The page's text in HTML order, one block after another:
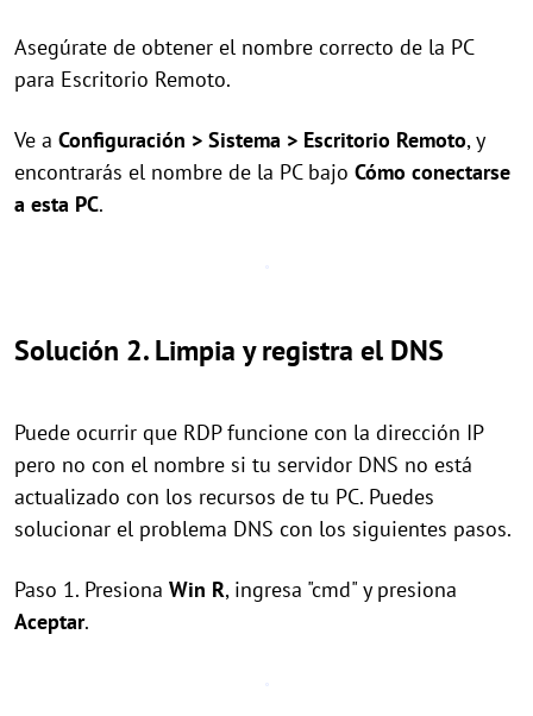
Asegúrate de obtener el nombre correcto de la PC
para Escritorio Remoto.
Ve a Configuración > Sistema > Escritorio Remoto, y
encontrarás el nombre de la PC bajo Cómo conectarse
a esta PC.
Solución 2. Limpia y registra el DNS
Puede ocurrir que RDP funcione con la dirección IP
pero no con el nombre si tu servidor DNS no está
actualizado con los recursos de tu PC. Puedes
solucionar el problema DNS con los siguientes pasos.
Paso 1. Presiona Win R, ingresa "cmd" y presiona
Aceptar.